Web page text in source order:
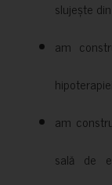
slujește
am
am
sală de